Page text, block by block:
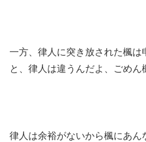
一方、律人に突き放された楓は
と、律人は違うんだよ、ごめん
律人は余裕がないから楓にあん